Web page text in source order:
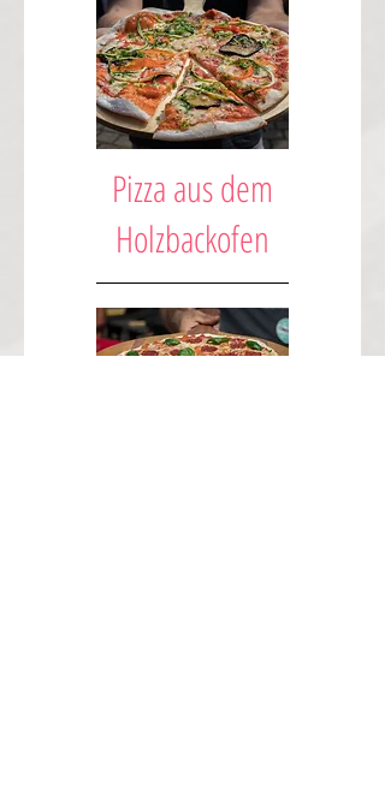
Pizza aus dem
Holzbackofen